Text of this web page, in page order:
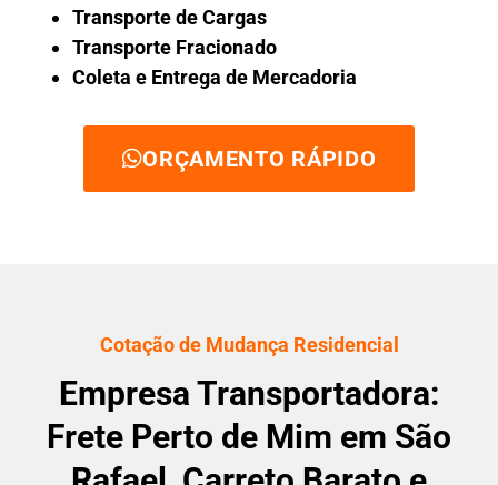
Transporte de Cargas
Transporte Fracionado
Coleta e Entrega de Mercadoria
ORÇAMENTO RÁPIDO
Cotação de Mudança Residencial
Empresa Transportadora:
Frete Perto de Mim em São